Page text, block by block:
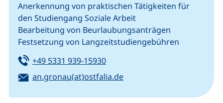
Anerkennung von praktischen Tätigkeiten für
den Studiengang Soziale Arbeit
Bearbeitung von Beurlaubungsanträgen
Festsetzung von Langzeitstudiengebühren
Tel:
+49 5331 939-15930(startet einen Telefonanruf,
E-Mail:
an.gronau(at)ostfalia.de(öffnet Ihr E-Mail-